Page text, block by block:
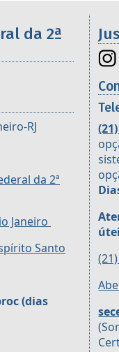
órgãos da 2ª
da 2ª
RJ
da 2ª
Janeiro
Santo
(dias